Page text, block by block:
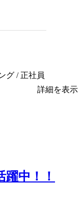
グ / 正社員
詳細を表示
中！！